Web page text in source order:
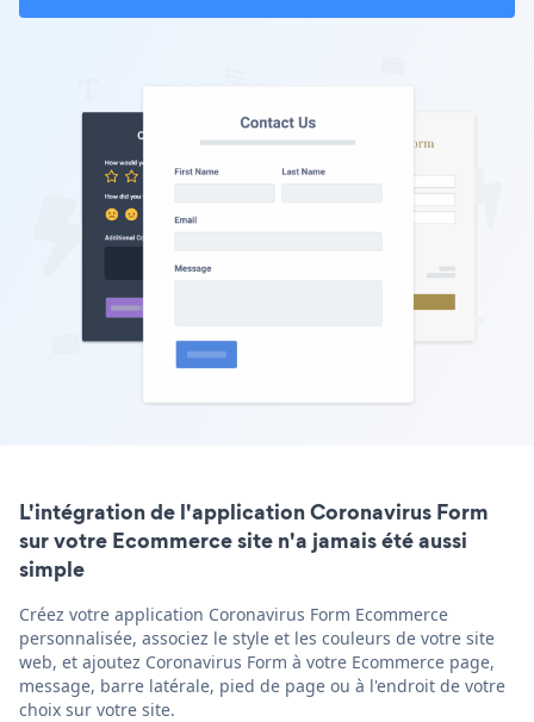
L'intégration de l'application Coronavirus Form
sur votre Ecommerce site n'a jamais été aussi
simple
Créez votre application Coronavirus Form Ecommerce
personnalisée, associez le style et les couleurs de votre site
web, et ajoutez Coronavirus Form à votre Ecommerce page,
message, barre latérale, pied de page ou à l'endroit de votre
choix sur votre site.